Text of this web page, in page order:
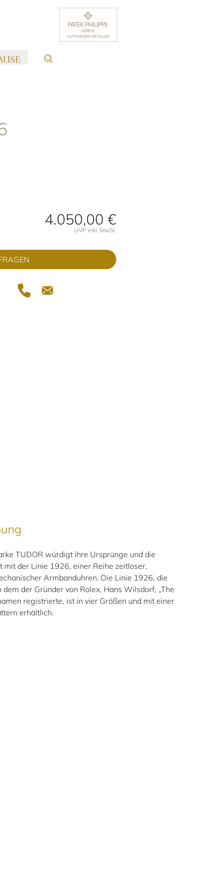
4.050,00 €
UVP inkl. MwSt.
TUDOR würdigt ihre Ursprünge und die
der Linie 1926, einer Reihe zeitloser,
Armbanduhren. Die Linie 1926, die
dem der Gründer von Rolex, Hans Wilsdorf, „The
registrierte, ist in vier Größen und mit einer
erhältlich.